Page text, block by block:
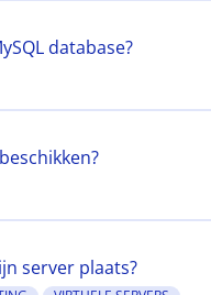
database?
server plaats?